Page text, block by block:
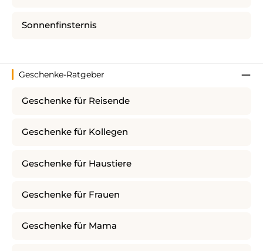
Sonnenfinsternis
Geschenke-Ratgeber
Geschenke für Reisende
Geschenke für Kollegen
Geschenke für Haustiere
Geschenke für Frauen
Geschenke für Mama